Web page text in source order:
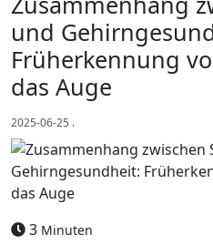
und
Früherkennung
das Auge
2025-06-25 .
3 Minuten